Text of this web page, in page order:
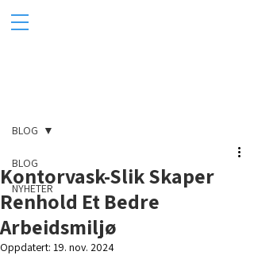
BLOG
NYHETER
BLOG
Kontorvask-Slik Skaper
Renhold Et Bedre
Arbeidsmiljø
Oppdatert: 19. nov. 2024